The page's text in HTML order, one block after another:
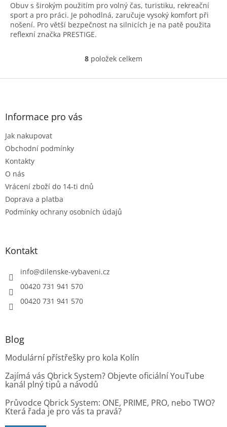
Obuv s širokým použitím pro volný čas, turistiku, rekreační
sport a pro práci. Je pohodlná, zaručuje vysoký komfort při
nošení. Pro větší bezpečnost na silnicích je na patě použita
reflexní značka PRESTIGE.
O
l
p
i
8 položek celkem
Z
Informace pro vás
Jak nakupovat
Obchodní podmínky
Kontakty
O nás
Vrácení zboží do 14-ti dnů
Doprava a platba
Podmínky ochrany osobních údajů
Kontakt
info@dilenske-vybaveni.cz
00420 731 941 570
00420 731 941 570
Blog
Modulární přístřešky pro kola Kolín
Zajímá vás Qbrick System? Objevte oficiální YouTube
kanál plný tipů a návodů
Průvodce Qbrick System: ONE, PRIME, PRO, nebo TWO?
Která řada je pro vás ta pravá?